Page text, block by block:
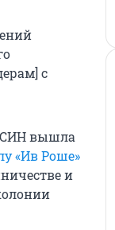
с
вышла
«Ив Роше»
и